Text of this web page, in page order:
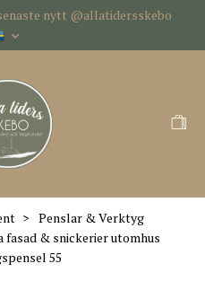
nytt @allatidersskebo
Penslar & Verktyg
fasad & snickerier utomhus
55